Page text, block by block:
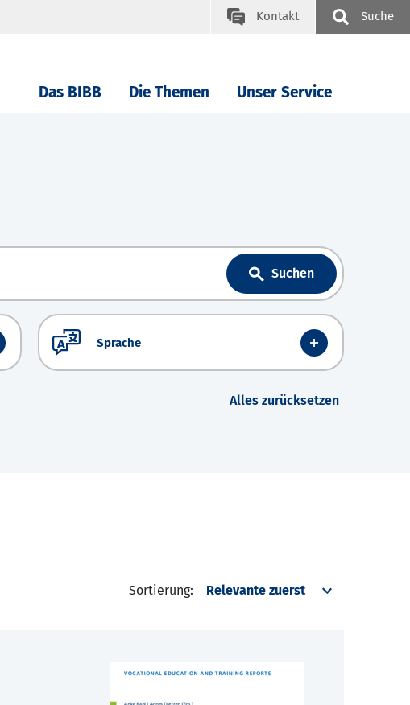
Kontakt Suche
Das BIBB Die Themen Unser Service
Suchen
Sprache
Alles zurücksetzen
Sortierung: